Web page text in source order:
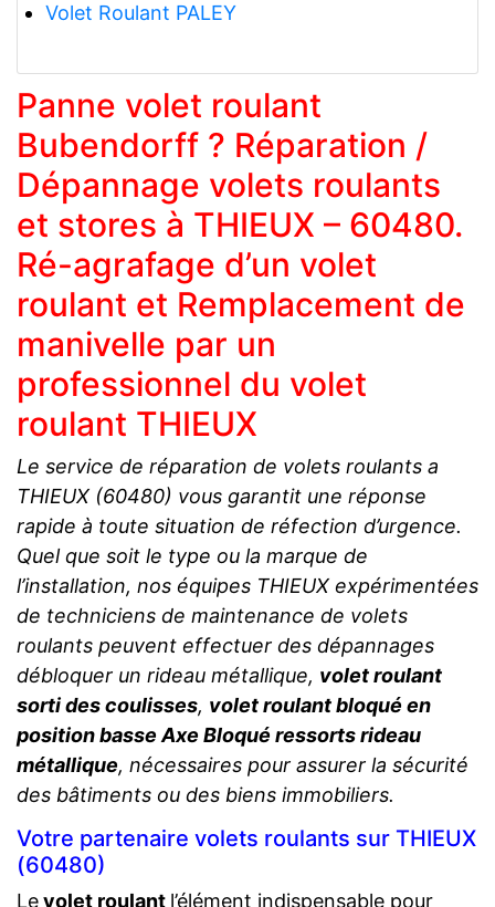
Volet Roulant PALEY
Panne volet roulant
Bubendorff ? Réparation /
Dépannage volets roulants
et stores à THIEUX – 60480.
Ré-agrafage d’un volet
roulant et Remplacement de
manivelle par un
professionnel du volet
roulant THIEUX
Le service de réparation de volets roulants a
THIEUX (60480) vous garantit une réponse
rapide à toute situation de réfection d’urgence.
Quel que soit le type ou la marque de
l’installation, nos équipes THIEUX expérimentées
de techniciens de maintenance de volets
roulants peuvent effectuer des dépannages
débloquer un rideau métallique, volet roulant
sorti des coulisses, volet roulant bloqué en
position basse Axe Bloqué ressorts rideau
métallique, nécessaires pour assurer la sécurité
des bâtiments ou des biens immobiliers.
Votre partenaire volets roulants sur THIEUX
(60480)
Levolet roulant l’élément indispensable pour